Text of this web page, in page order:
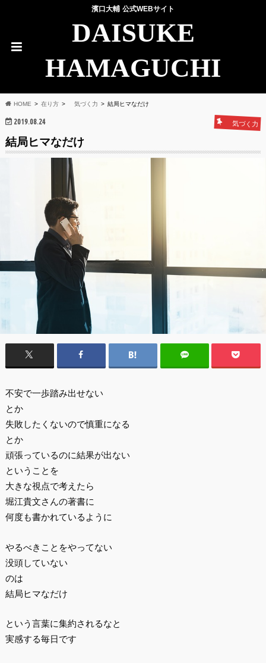
濱口大輔 公式WEBサイト
DAISUKE
HAMAGUCHI
HOME 在り方 気づく力 結局ヒマなだけ
2019.08.24 気づく力
結局ヒマなだけ
不安で一歩踏み出せない
とか
失敗したくないので慎重になる
とか
頑張っているのに結果が出ない
ということを
大きな視点で考えたら
堀江貴文さんの著書に
何度も書かれているように
やるべきことをやってない
没頭していない
のは
結局ヒマなだけ
という言葉に集約されるなと
実感する毎日です